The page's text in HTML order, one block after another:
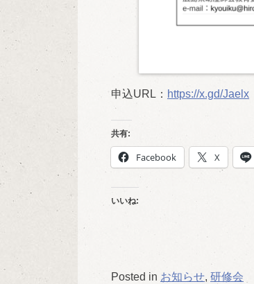
申込URL： https://x.gd/Jaelx
共有:
Facebook X
いいね:
Posted in お知らせ, 研修会